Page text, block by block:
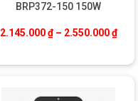
từ 1.440.000 ₫ đến
BRP372-150 150W
2.145.000₫ – 2.550.000₫